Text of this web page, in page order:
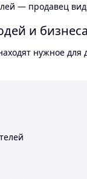
— продавец
и бизнеса
нужное